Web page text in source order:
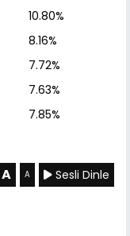
10.80%
8.16%
7.72%
7.63%
7.85%
A A Sesli Dinle